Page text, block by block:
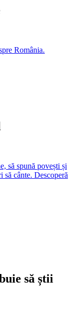
România.
să spună povești și
să cânte. Descoperă
să știi